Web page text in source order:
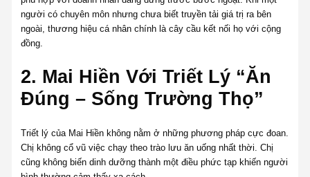
người có chuyên môn nhưng chưa biết truyền tải giá trị ra bên
ngoài, thương hiệu cá nhân chính là cây cầu kết nối họ với cộng
đồng.
2. Mai Hiền Với Triết Lý “Ăn
Đúng – Sống Trường Thọ”
Triết lý của Mai Hiền không nằm ở những phương pháp cực đoan.
Chị không cổ vũ việc chạy theo trào lưu ăn uống nhất thời. Chị
cũng không biến dinh dưỡng thành một điều phức tạp khiến người